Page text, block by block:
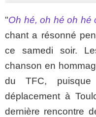
"Oh hé, oh hé oh
chant a résonné
ce samedi soir.
chanson en
du TFC,
déplacement à
dernière rencontre